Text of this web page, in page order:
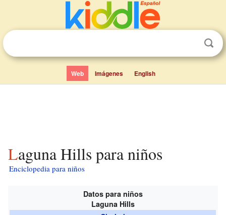
Web Imágenes English
Laguna Hills para niños
Enciclopedia para niños
Datos para niños
Laguna Hills